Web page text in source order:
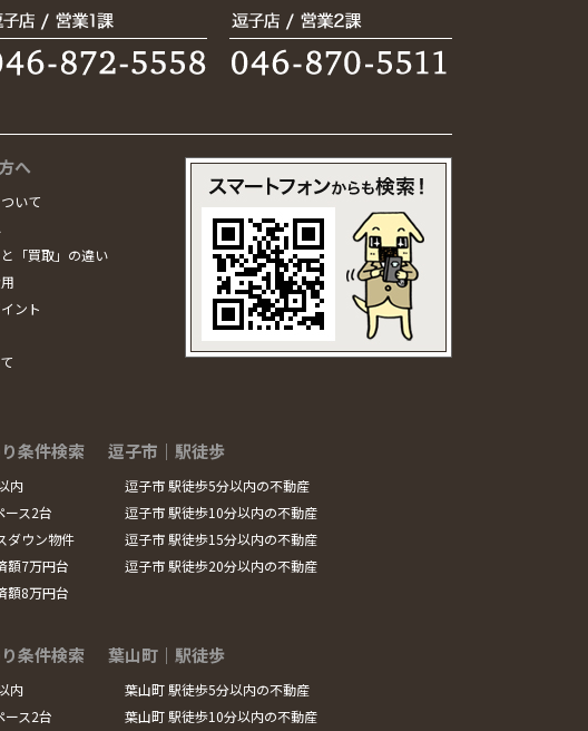
へ
いて
「買取」の違い
ント
条件検索
内
ース2台
ダウン物件
額7万円台
額8万円台
逗子市｜駅徒歩
逗子市 駅徒歩5分以内の不動産
逗子市 駅徒歩10分以内の不動産
逗子市 駅徒歩15分以内の不動産
逗子市 駅徒歩20分以内の不動産
条件検索
内
ース2台
葉山町｜駅徒歩
葉山町 駅徒歩5分以内の不動産
葉山町 駅徒歩10分以内の不動産